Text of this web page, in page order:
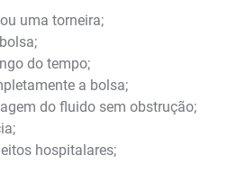
uma torneira;
do tempo;
a bolsa;
do fluido sem obstrução;
hospitalares;